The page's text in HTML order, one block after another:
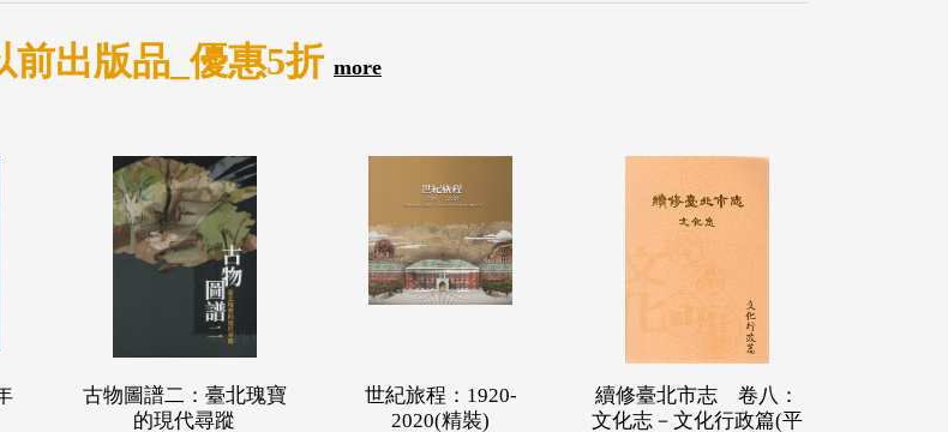
前出版品_優惠5折 more
古物圖譜二：臺北瑰寶
的現代尋蹤
世紀旅程：1920-
2020(精裝)
續修臺北市志 卷八：
文化志－文化行政篇(平